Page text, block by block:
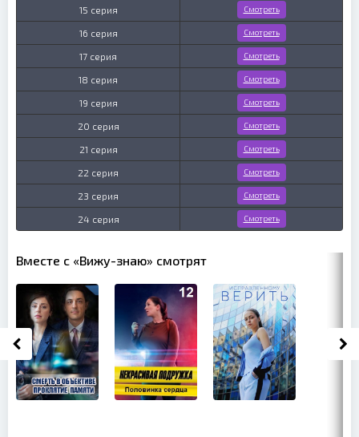
15 серия Смотреть
16 серия Смотреть
17 серия Смотреть
18 серия Смотреть
19 серия Смотреть
20 серия Смотреть
21 серия Смотреть
22 серия Смотреть
23 серия Смотреть
24 серия Смотреть
Вместе с «Вижу-знаю» смотрят